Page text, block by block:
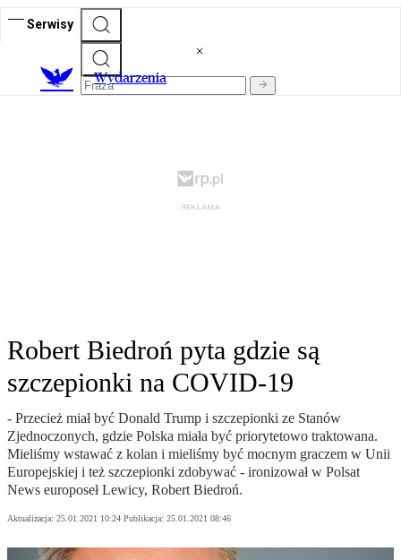
Serwisy
Wydarzenia
Robert Biedroń pyta gdzie są
szczepionki na COVID-19
- Przecież miał być Donald Trump i szczepionki ze Stanów
Zjednoczonych, gdzie Polska miała być priorytetowo traktowana.
Mieliśmy wstawać z kolan i mieliśmy być mocnym graczem w Unii
Europejskiej i też szczepionki zdobywać - ironizował w Polsat
News europoseł Lewicy, Robert Biedroń.
Aktualizacja: 25.01.2021 10:24 Publikacja: 25.01.2021 08:46